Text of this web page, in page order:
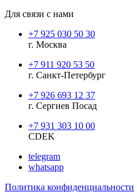
Для связи с нами
+7 925 030 50 30
г. Москва
+7 911 920 53 50
г. Санкт-Петербург
+7 926 693 12 37
г. Сергиев Посад
+7 931 303 10 00
CDEK
telegram
whatsapp
Политика конфиденциальности